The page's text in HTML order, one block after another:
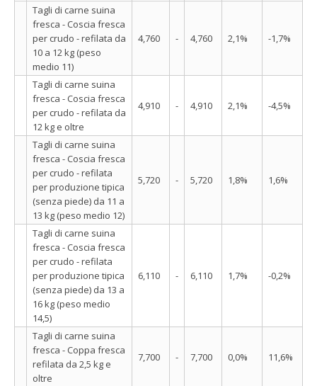
Tagli di carne suina
fresca - Coscia fresca
per crudo - refilata da
10 a 12 kg (peso
medio 11)
4,760 - 4,760 2,1% -1,7%
Tagli di carne suina
fresca - Coscia fresca
per crudo - refilata da
12 kg e oltre
4,910 - 4,910 2,1% -4,5%
Tagli di carne suina
fresca - Coscia fresca
per crudo - refilata
per produzione tipica
(senza piede) da 11 a
13 kg (peso medio 12)
5,720 - 5,720 1,8% 1,6%
Tagli di carne suina
fresca - Coscia fresca
per crudo - refilata
per produzione tipica
(senza piede) da 13 a
16 kg (peso medio
14,5)
6,110 - 6,110 1,7% -0,2%
Tagli di carne suina
fresca - Coppa fresca
refilata da 2,5 kg e
oltre
7,700 - 7,700 0,0% 11,6%